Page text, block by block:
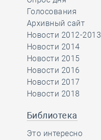
Голосования
Архивный сайт
Новости 2012-2013
Новости 2014
Новости 2015
Новости 2016
Новости 2017
Новости 2018
Библиотека
Это интересно